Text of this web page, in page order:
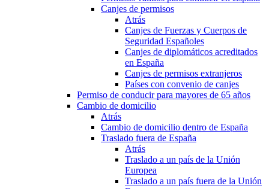
Canjes de permisos
Atrás
Canjes de Fuerzas y Cuerpos de
Seguridad Españoles
Canjes de diplomáticos acreditados
en España
Canjes de permisos extranjeros
Países con convenio de canjes
Permiso de conducir para mayores de 65 años
Cambio de domicilio
Atrás
Cambio de domicilio dentro de España
Traslado fuera de España
Atrás
Traslado a un país de la Unión
Europea
Traslado a un país fuera de la Unión